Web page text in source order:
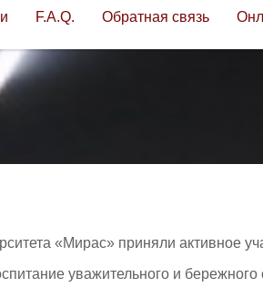
F.A.Q. Обратная связь
«Мирас» приняли активное
уважительного и